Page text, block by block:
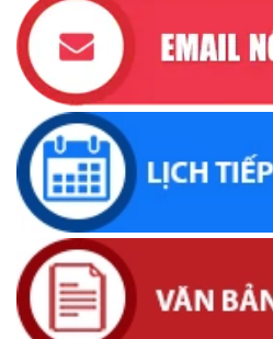
UBND xã thông báo tìm đối
phương tiện liên quan đến vụ việc
(31/03/2026, 16:52)
Thông báo về việc tìm chủ sở
đối với động vật đi lạc
(19/03/2026, 16:51)
Lịch tiếp công dân của Chủ
03/2026
(04/03/2026, 16:50)